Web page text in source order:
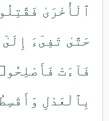
ٱلْأُخْرَىٰ
حَتَّىٰ تَفِىٓءَ
فَآءَتْ
بِٱلْعَدْلِ